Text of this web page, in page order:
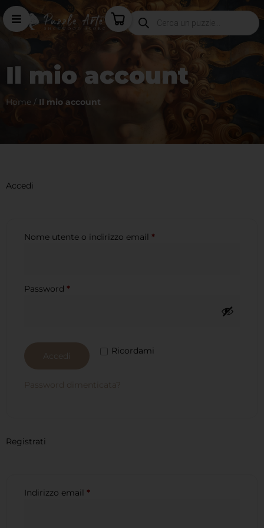
Il mio account
Home / Il mio account
Accedi
Nome utente o indirizzo email *
Password *
Ricordami
Accedi
Password dimenticata?
Registrati
Indirizzo email *